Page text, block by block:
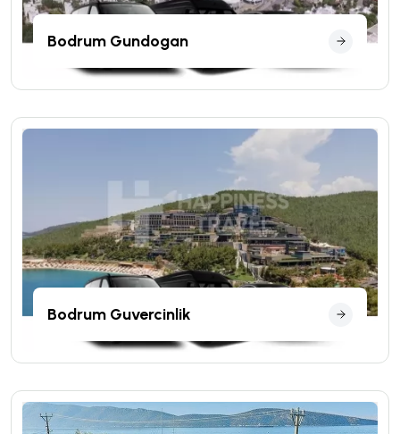
Bodrum Gundogan
Bodrum Guvercinlik